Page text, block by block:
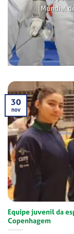
Mundial
Equipe juvenil da
Copenhagem
30
nov